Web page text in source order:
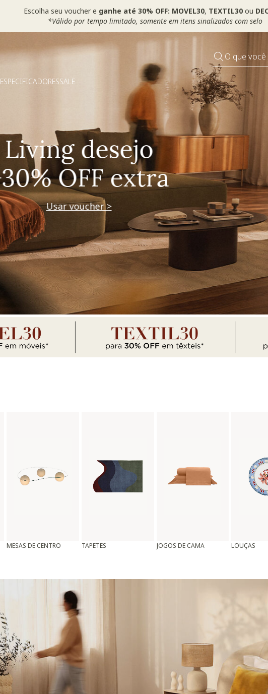
Escolha seu voucher e ganhe até 30% OFF: MOVEL30, TEXTIL30 ou
*Válido por tempo limitado, somente em itens sinalizados com selo
O que
ESPECIFICADORESSALE
Pequenos rituais
Grandes mudanças
MESAS DE CENTRO TAPETES JOGOS DE CAMA LOUÇAS